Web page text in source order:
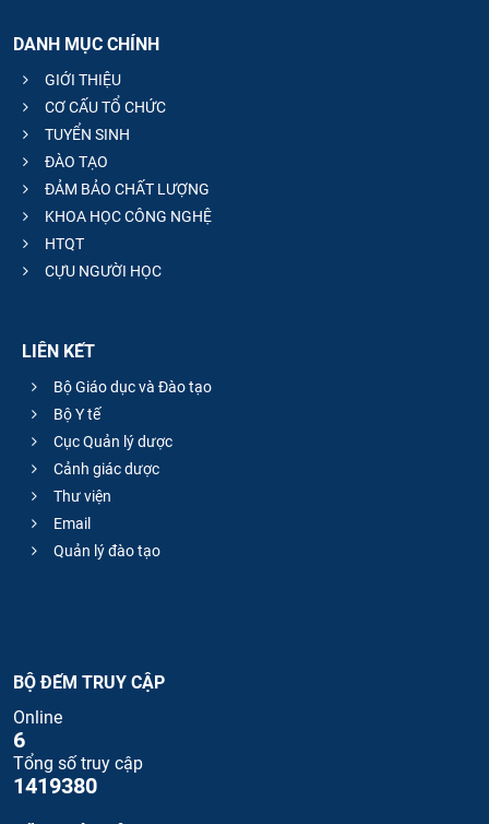
DANH MỤC CHÍNH
GIỚI THIỆU
CƠ CẤU TỔ CHỨC
TUYỂN SINH
ĐÀO TẠO
ĐẢM BẢO CHẤT LƯỢNG
KHOA HỌC CÔNG NGHỆ
HTQT
CỰU NGƯỜI HỌC
LIÊN KẾT
Bộ Giáo dục và Đào tạo
Bộ Y tế
Cục Quản lý dược
Cảnh giác dược
Thư viện
Email
Quản lý đào tạo
BỘ ĐẾM TRUY CẬP
Online
6
Tổng số truy cập
1419380